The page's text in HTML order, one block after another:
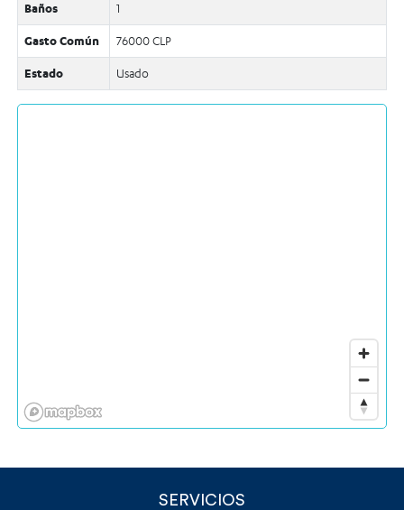
Baños 1
Gasto Común 76000 CLP
Estado Usado
SERVICIOS